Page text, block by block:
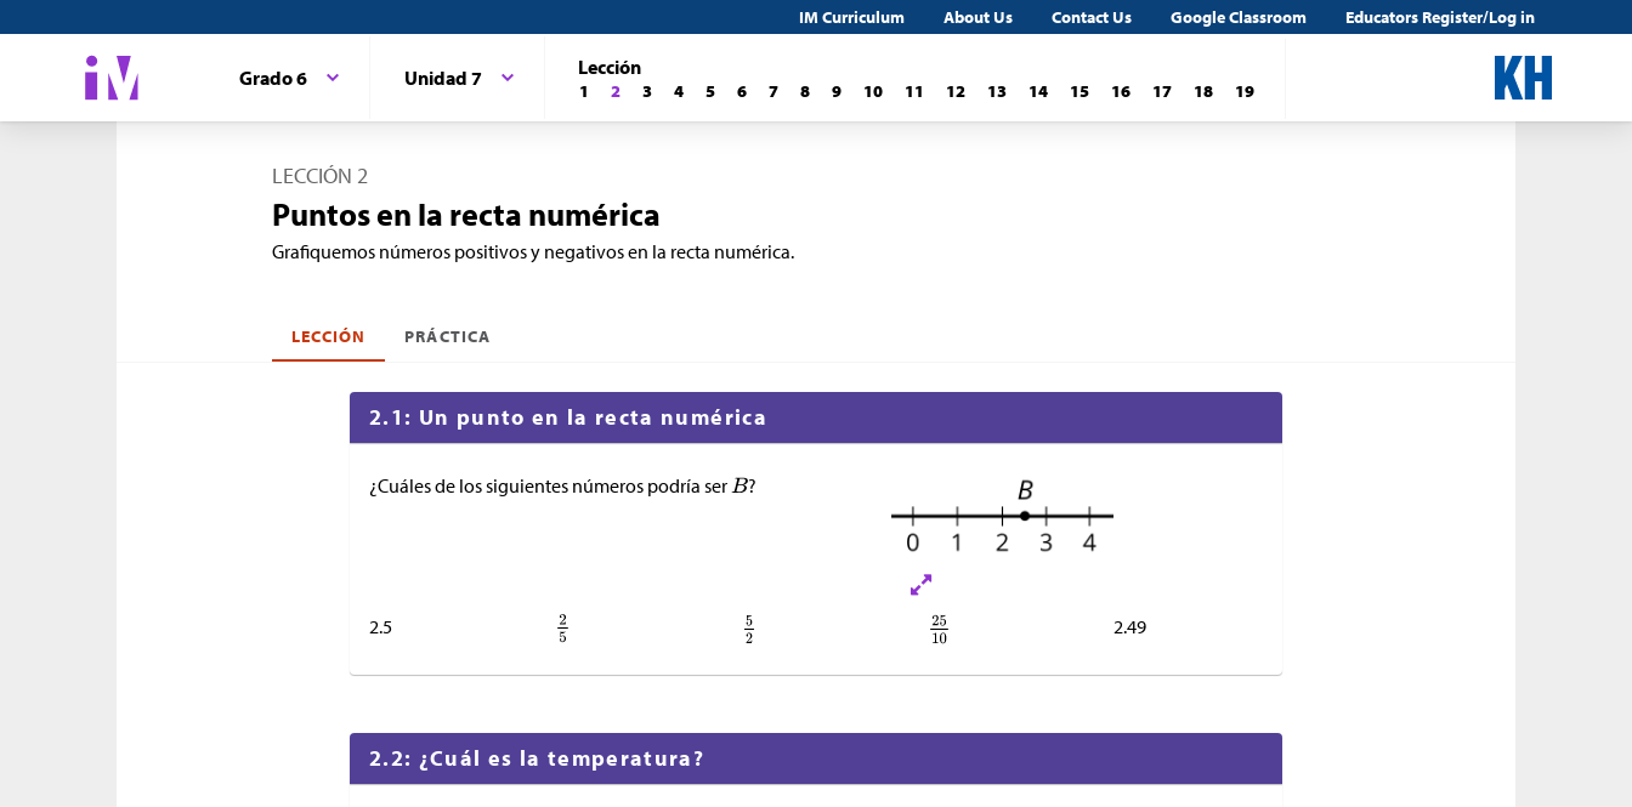
IM Curriculum About Us Contact Us Google Classroom Educators Register/Log in
Grado 6 Unidad 7 Lección
1 2 3 4 5 6 7 8 9 10 11 12 13 14 15 16 17 18 19
LECCIÓN 2
Puntos en la recta numérica
Grafiquemos números positivos y negativos en la recta numérica.
LECCIÓN PRÁCTICA
2.1: Un punto en la recta numérica
¿Cuáles de los siguientes números podría ser ?
2.5 2.49
2.2: ¿Cuál es la temperatura?